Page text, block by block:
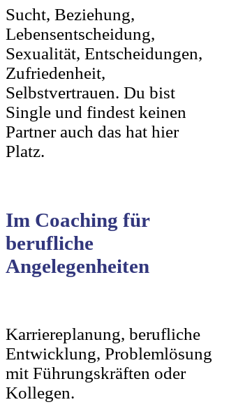
Sucht, Beziehung,
Lebensentscheidung,
Sexualität, Entscheidungen,
Zufriedenheit,
Selbstvertrauen. Du bist
Single und findest keinen
Partner auch das hat hier
Platz.
Im Coaching für
berufliche
Angelegenheiten
Karriereplanung, berufliche
Entwicklung, Problemlösung
mit Führungskräften oder
Kollegen.